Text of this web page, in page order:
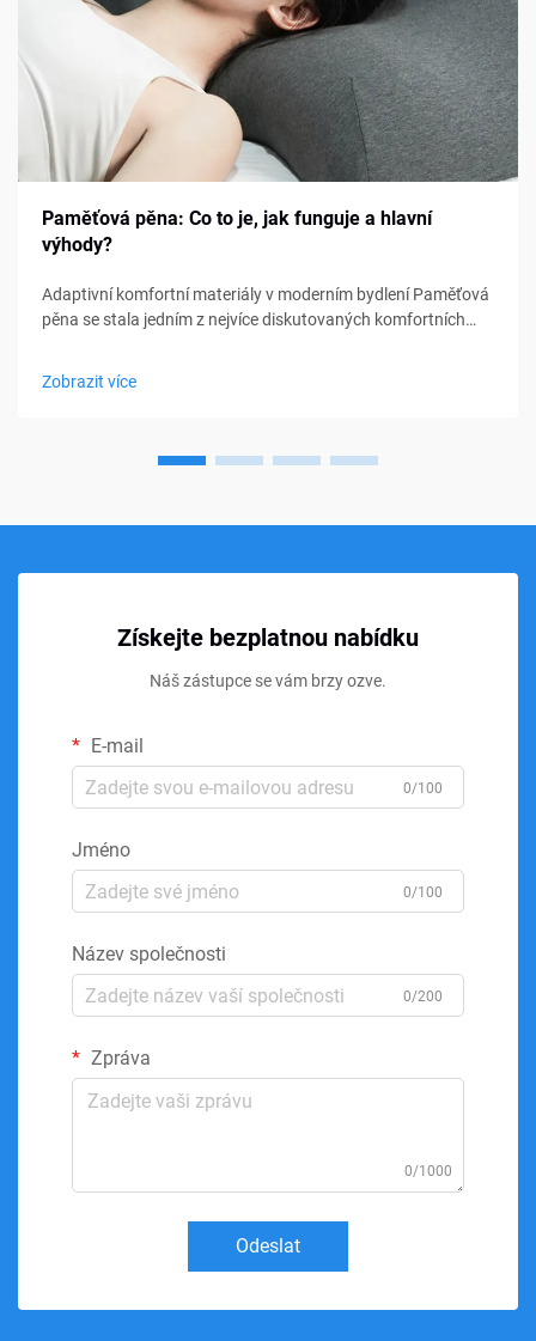
Paměťová pěna: Co to je, jak funguje a hlavní
výhody?
Adaptivní komfortní materiály v moderním bydlení Paměťová
pěna se stala jedním z nejvíce diskutovaných komfortních
Zobrazit více
Získejte bezplatnou nabídku
Náš zástupce se vám brzy ozve.
E-mail
0/100
Jméno
0/100
Název společnosti
0/200
Zpráva
0/1000
Odeslat